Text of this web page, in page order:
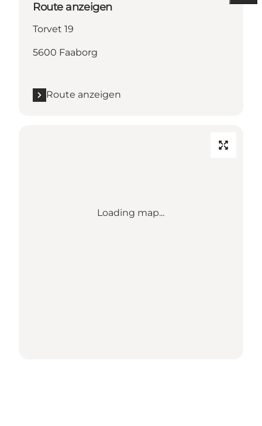
Route anzeigen
Torvet 19
5600 Faaborg
Route anzeigen
Loading map...